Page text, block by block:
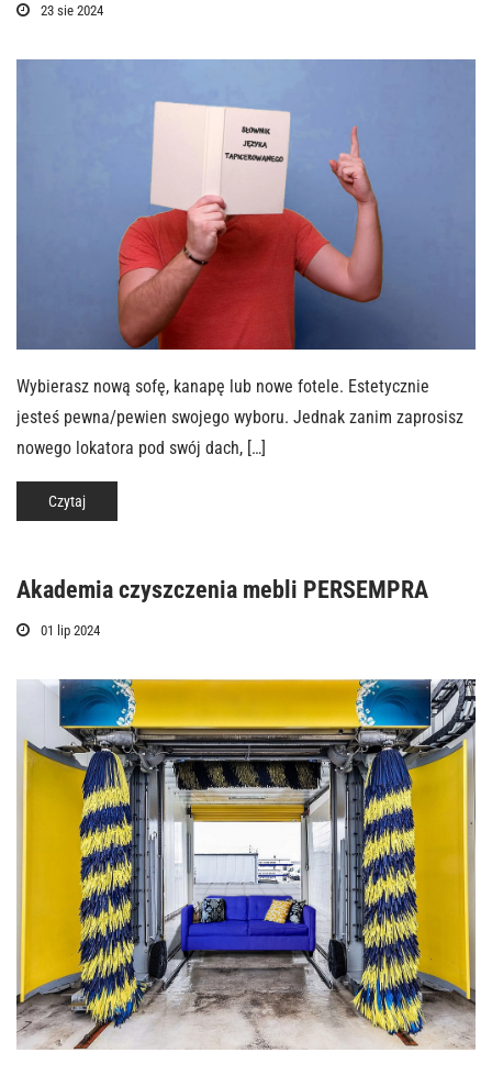
23 sie 2024
Wybierasz nową sofę, kanapę lub nowe fotele. Estetycznie
jesteś pewna/pewien swojego wyboru. Jednak zanim zaprosisz
nowego lokatora pod swój dach, […]
Czytaj
Akademia czyszczenia mebli PERSEMPRA
01 lip 2024